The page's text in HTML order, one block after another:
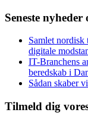
Seneste
Samlet
digitale
IT-Branchens
beredskab i
Sådan skaber
Tilmeld dig